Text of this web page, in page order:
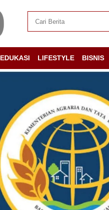
EDUKASI LIFESTYLE BISNIS